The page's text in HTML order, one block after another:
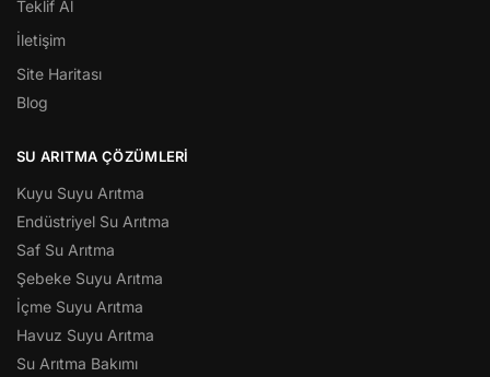
Teklif Al
İletişim
Site Haritası
Blog
SU ARITMA ÇÖZÜMLERI
Kuyu Suyu Arıtma
Endüstriyel Su Arıtma
Saf Su Arıtma
Şebeke Suyu Arıtma
İçme Suyu Arıtma
Havuz Suyu Arıtma
Su Arıtma Bakımı